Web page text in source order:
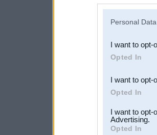
third parties.
Personal
I want to opt-
Opted In
I want to opt-
Opted In
I want to opt-
Advertising.
Opted In